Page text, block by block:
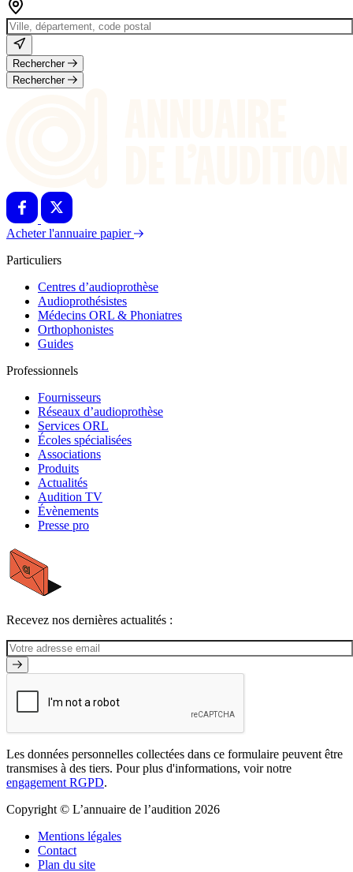
Rechercher
Rechercher
Acheter l'annuaire papier
Particuliers
Centres d’audioprothèse
Audioprothésistes
Médecins ORL & Phoniatres
Orthophonistes
Guides
Professionnels
Fournisseurs
Réseaux d’audioprothèse
Services ORL
Écoles spécialisées
Associations
Produits
Actualités
Audition TV
Évènements
Presse pro
Recevez nos dernières actualités :
Les données personnelles collectées dans ce formulaire peuvent être
transmises à des tiers. Pour plus d'informations, voir notre
engagement RGPD.
Copyright © L’annuaire de l’audition 2026
Mentions légales
Contact
Plan du site